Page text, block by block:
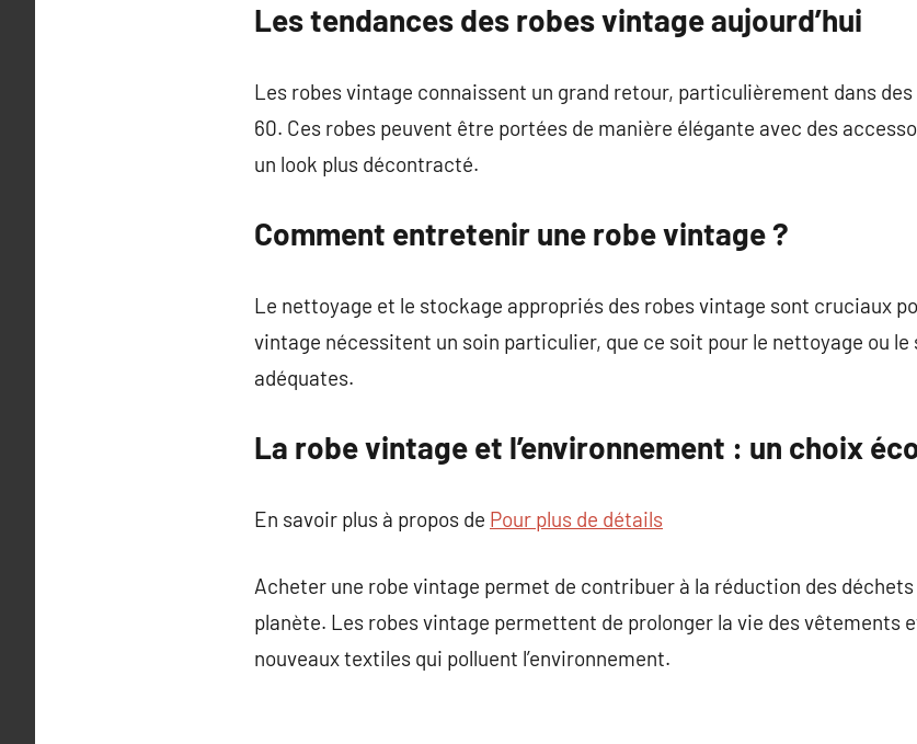
Les tendances des robes vintage aujourd’hui
Les robes vintage connaissent un grand retour, particulièrement dans
60. Ces robes peuvent être portées de manière élégante avec des
un look plus décontracté.
Comment entretenir une robe vintage ?
Le nettoyage et le stockage appropriés des robes vintage sont cruciaux
vintage nécessitent un soin particulier, que ce soit pour le nettoyage ou
adéquates.
La robe vintage et l’environnement : un choix
En savoir plus à propos de Pour plus de détails
Acheter une robe vintage permet de contribuer à la réduction des
planète. Les robes vintage permettent de prolonger la vie des vêtements
nouveaux textiles qui polluent l’environnement.